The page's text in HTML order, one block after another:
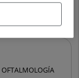
Pedir cita
OFTALMOLOGÍA